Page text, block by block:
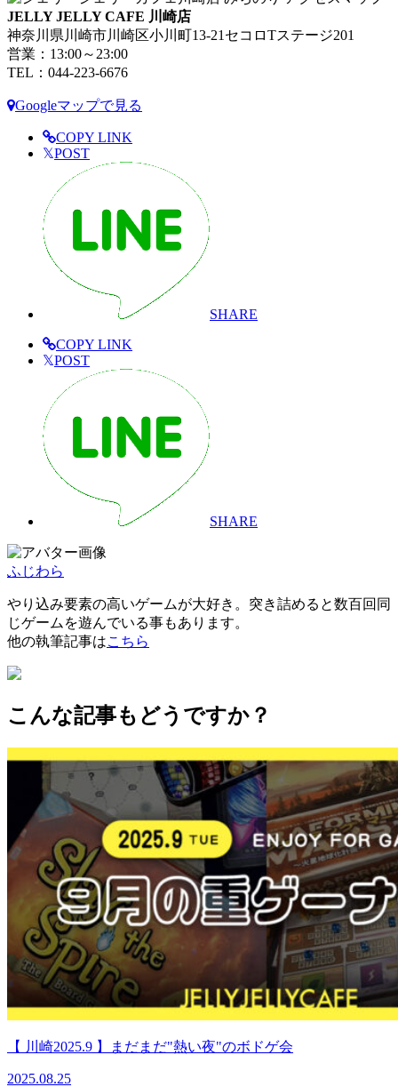
JELLY JELLY CAFE 川崎店
神奈川県川崎市川崎区小川町13-21セコロTステージ201
営業：13:00～23:00
TEL：044-223-6676
Googleマップで見る
COPY LINK
𝕏POST
SHARE
COPY LINK
𝕏POST
SHARE
ふじわら
やり込み要素の高いゲームが大好き。突き詰めると数百回同
じゲームを遊んでいる事もあります。
他の執筆記事はこちら
こんな記事もどうですか？
【 川崎2025.9 】まだまだ"熱い夜"のボドゲ会
2025.08.25